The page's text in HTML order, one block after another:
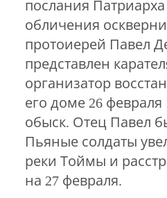
послания
обличения
протоиерей Павел
представлен
организатор
его доме 26 февраля
обыск. Отец Павел
Пьяные солдаты
реки Тоймы и
на 27 февраля.